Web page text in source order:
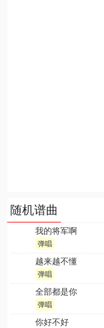
随机谱曲
我的将军啊
弹唱
越来越不懂
弹唱
全部都是你
弹唱
你好不好